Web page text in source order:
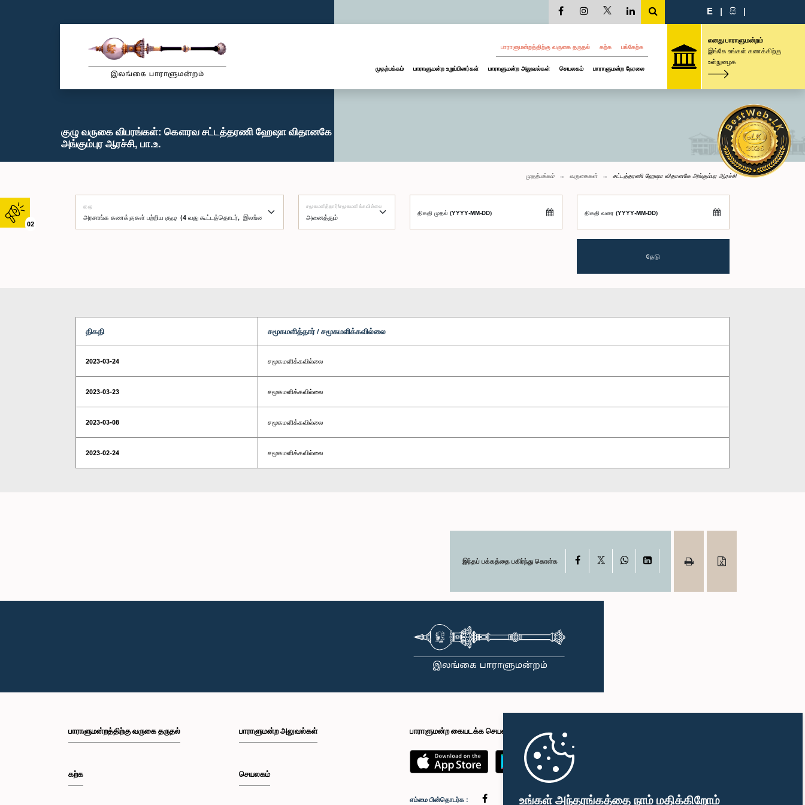
உங்கள் அந்தரங்கத்தை நாம் மதிக்கிறோம்
02
E | සි |
பாராளுமன்றத்திற்கு வருகை தருதல் கற்க பங்கேற்க
முதற்பக்கம் பாராளுமன்ற உறுப்பினர்கள் பாராளுமன்ற அலுவல்கள் செயலகம் பாராளுமன்ற நேரலை
எனது பாராளுமன்றம்
இங்கே உங்கள் கணக்கிற்கு
உள்நுழைக
குழு வருகை விபரங்கள்: கௌரவ சட்டத்தரணி ஹேஷா விதானகே
அங்கும்புர ஆரச்சி, பா.உ.
முதற்பக்கம் வருகைகள் சட்டத்தரணி ஹேஷா விதானகே அங்கும்புர ஆரச்சி
குழு சமூகமளித்தார்/சமூகமளிக்கவில்லை
திகதி முதல் (YYYY-MM-DD) திகதி வரை (YYYY-MM-DD)
தேடு
திகதி சமூகமளித்தார் / சமூகமளிக்கவில்லை
2023-03-24 சமூகமளிக்கவில்லை
2023-03-23 சமூகமளிக்கவில்லை
2023-03-08 சமூகமளிக்கவில்லை
2023-02-24 சமூகமளிக்கவில்லை
இந்தப் பக்கத்தை பகிர்ந்து கொள்க Facebook WhatsAppLinkedIn
பாராளுமன்றத்திற்கு வருகை தருதல்
கற்க
பாராளுமன்ற அலுவல்கள்
செயலகம்
பாராளுமன்ற கையடக்க செயலி
எம்மை பின்தொடர்க :